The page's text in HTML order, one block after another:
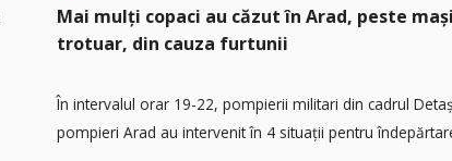
Mai mulți copaci au căzut în Arad, peste
trotuar, din cauza furtunii
În intervalul orar 19-22, pompierii militari din cadrul
pompieri Arad au intervenit în 4 situații pentru